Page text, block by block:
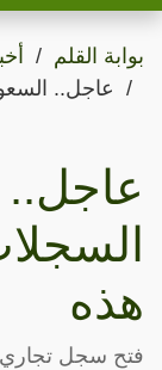
بوابة القلم
عاجل..
هذه
فتح سجل تجاري